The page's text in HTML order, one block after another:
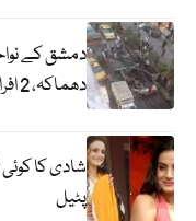
دمشق کے
دھماکہ، 2 افراد جاں بحق، متعدد زخمی
شادی کا
پٹیل